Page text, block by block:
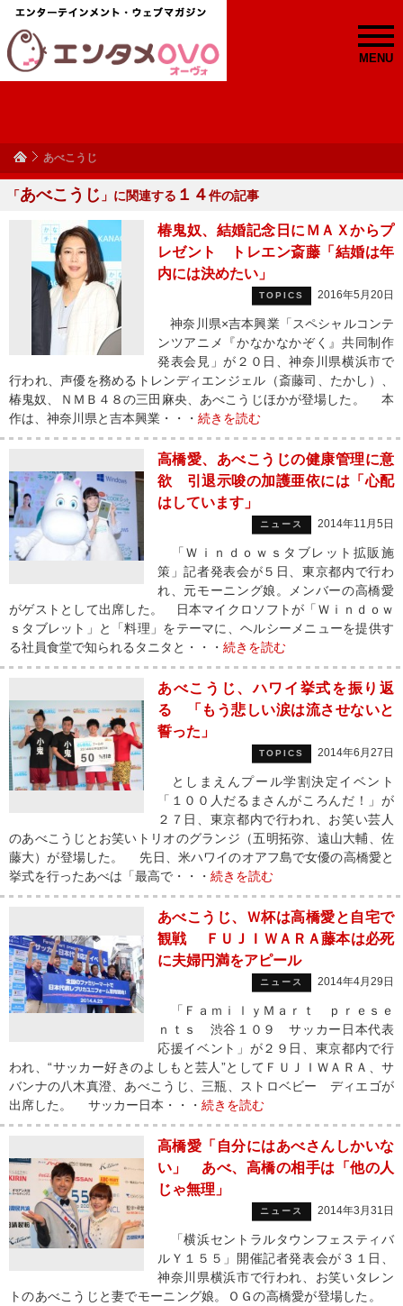
MENU
あべこうじ
「あべこうじ 」に関連する １４件の記事
椿鬼奴、結婚記念日にＭＡＸからプ
レゼント トレエン斎藤「結婚は年
内には決めたい」
TOPICS 2016年5月20日
神奈川県×吉本興業「スペシャルコンテ
ンツアニメ『かなかなかぞく』共同制作
発表会見」が２０日、神奈川県横浜市で
行われ、声優を務めるトレンディエンジェル（斎藤司、たかし）、
椿鬼奴、ＮＭＢ４８の三田麻央、あべこうじほかが登場した。 本
作は、神奈川県と吉本興業・・・ 続きを読む
高橋愛、あべこうじの健康管理に意
欲 引退示唆の加護亜依には「心配
はしています」
ニュース 2014年11月5日
「Ｗｉｎｄｏｗｓタブレット拡販施
策」記者発表会が５日、東京都内で行わ
れ、元モーニング娘。メンバーの高橋愛
がゲストとして出席した。 日本マイクロソフトが「Ｗｉｎｄｏｗ
ｓタブレット」と「料理」をテーマに、ヘルシーメニューを提供す
る社員食堂で知られるタニタと・・・ 続きを読む
あべこうじ、ハワイ挙式を振り返
る 「もう悲しい涙は流させないと
誓った」
TOPICS 2014年6月27日
としまえんプール学割決定イベント
「１００人だるまさんがころんだ！」が
２７日、東京都内で行われ、お笑い芸人
のあべこうじとお笑いトリオのグランジ（五明拓弥、遠山大輔、佐
藤大）が登場した。 先日、米ハワイのオアフ島で女優の高橋愛と
挙式を行ったあべは「最高で・・・ 続きを読む
あべこうじ、Ｗ杯は高橋愛と自宅で
観戦 ＦＵＪＩＷＡＲＡ藤本は必死
に夫婦円満をアピール
ニュース 2014年4月29日
「ＦａｍｉｌｙＭａｒｔ ｐｒｅｓｅ
ｎｔｓ 渋谷１０９ サッカー日本代表
応援イベント」が２９日、東京都内で行
われ、“サッカー好きのよしもと芸人”としてＦＵＪＩＷＡＲＡ、サ
バンナの八木真澄、あべこうじ、三瓶、ストロベビー ディエゴが
出席した。 サッカー日本・・・ 続きを読む
高橋愛「自分にはあべさんしかいな
い」 あべ、高橋の相手は「他の人
じゃ無理」
ニュース 2014年3月31日
「横浜セントラルタウンフェスティバ
ルＹ１５５」開催記者発表会が３１日、
神奈川県横浜市で行われ、お笑いタレン
トのあべこうじと妻でモーニング娘。ＯＧの高橋愛が登場した。